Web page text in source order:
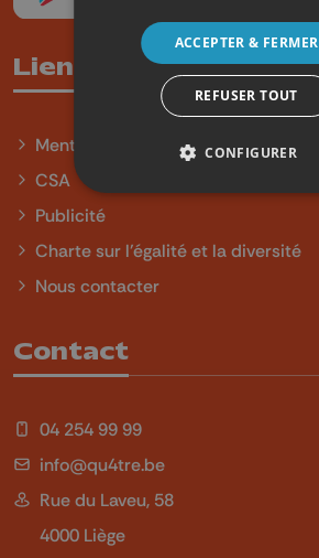
Liens utiles
Mentions légales
CSA
Publicité
Charte sur l'égalité et la diversité
Nous contacter
Contact
04 254 99 99
info@qu4tre.be
Rue du Laveu, 58
4000 Liège
ACCEPTER & FERMER
REFUSER TOUT
CONFIGURER